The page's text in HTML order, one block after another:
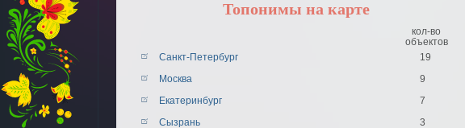
Топонимы на карте
кол-во
объектов
Санкт-Петербург
19
Москва 9
Екатеринбург 7
Сызрань 3